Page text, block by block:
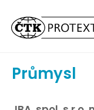
Průmysl